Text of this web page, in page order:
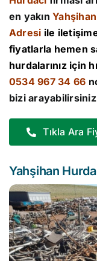
en yakınYahşihan
Adresi ile
fiyatlarla hemen
hurdalarınız için
0534 967 34 66
bizi
Tıkla Ara
Yahşihan